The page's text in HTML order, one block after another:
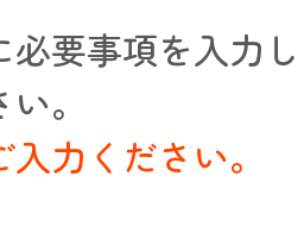
要事項を入力
。
力ください。